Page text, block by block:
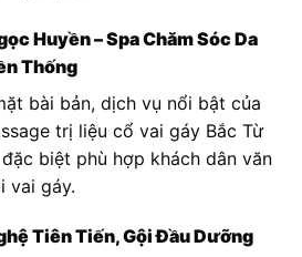
Huyền – Spa Chăm Sóc Da
Thống
bài bản, dịch vụ nổi bật của
trị liệu cổ vai gáy Bắc Từ
biệt phù hợp khách dân văn
vai gáy.
Tiên Tiến, Gội Đầu Dưỡng